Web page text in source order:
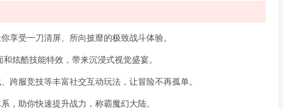
享受一刀清屏、所向披靡的极致战斗体验。
炫酷技能特效，带来沉浸式视觉盛宴。
跨服竞技等丰富社交互动玩法，让冒险不再孤单。
，助你快速提升战力，称霸魔幻大陆。